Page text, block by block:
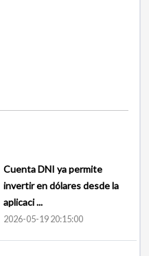
Cuenta DNI ya permite
invertir en dólares desde la
aplicaci ...
2026-05-19 20:15:00